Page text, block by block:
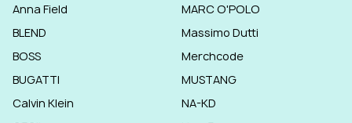
Anna Field
BLEND
BOSS
BUGATTI
Calvin Klein
MARC O'POLO
Massimo Dutti
Merchcode
MUSTANG
NA-KD